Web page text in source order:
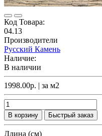
Код Товара:
04.13
Производители
Русский Камень
Наличие:
В наличии
1998.00р. | за м2
В корзину Быстрый заказ
Длина (см)